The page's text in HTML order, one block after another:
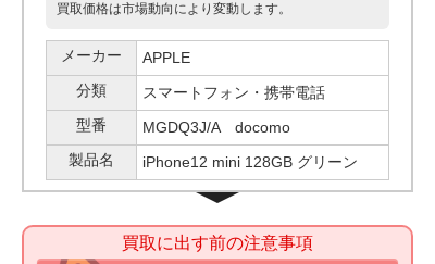
買取価格は市場動向により変動します。
メーカー
APPLE
分類
スマートフォン・携帯電話
型番
MGDQ3J/A docomo
製品名
iPhone12 mini 128GB グリーン
買取に出す前の注意事項